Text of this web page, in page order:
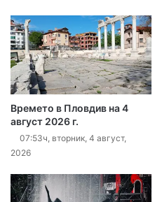
Времето в Пловдив на 4
август 2026 г.
07:53ч, вторник, 4 август,
2026